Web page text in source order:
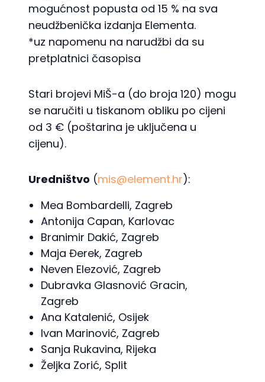
mogućnost popusta od 15 % na sva
neudžbenička izdanja Elementa.
*uz napomenu na narudžbi da su
pretplatnici časopisa
Stari brojevi MiŠ-a (do broja 120) mogu
se naručiti u tiskanom obliku po cijeni
od 3 € (poštarina je uključena u
cijenu).
Uredništvo (mis@element.hr):
Mea Bombardelli, Zagreb
Antonija Capan, Karlovac
Branimir Dakić, Zagreb
Maja Đerek, Zagreb
Neven Elezović, Zagreb
Dubravka Glasnović Gracin,
Zagreb
Ana Katalenić, Osijek
Ivan Marinović, Zagreb
Sanja Rukavina, Rijeka
Željka Zorić, Split